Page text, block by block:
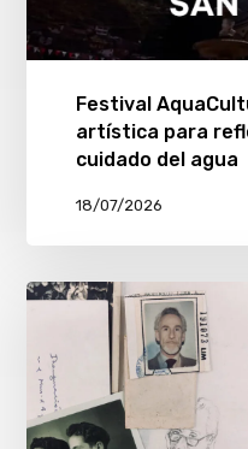
Festival
artística para
cuidado del agua
18/07/2026